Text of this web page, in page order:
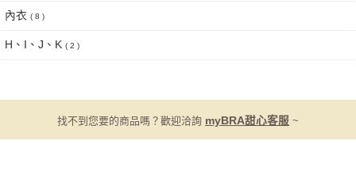
內衣 ( 8 )
H、I、J、K ( 2 )
找不到您要的商品嗎？歡迎洽詢 myBRA甜心客服 ~